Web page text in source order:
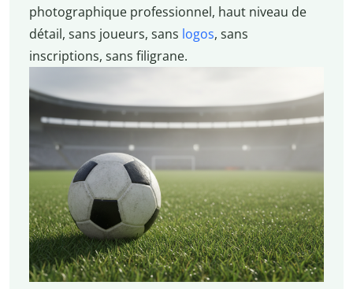
photographique professionnel, haut niveau de
détail, sans joueurs, sans logos, sans
inscriptions, sans filigrane.